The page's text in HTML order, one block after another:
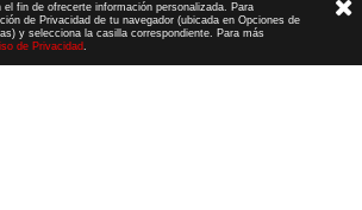
fin de ofrecerte información personalizada. Para
de Privacidad de tu navegador (ubicada en Opciones de
y selecciona la casilla correspondiente. Para más
de Privacidad.